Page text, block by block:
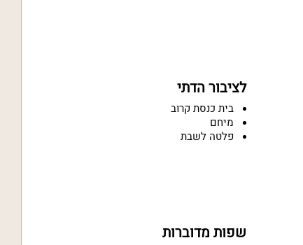
לציבור הדתי
בית כנסת קרוב
מיחם
פלטה לשבת
שפות מדוברות